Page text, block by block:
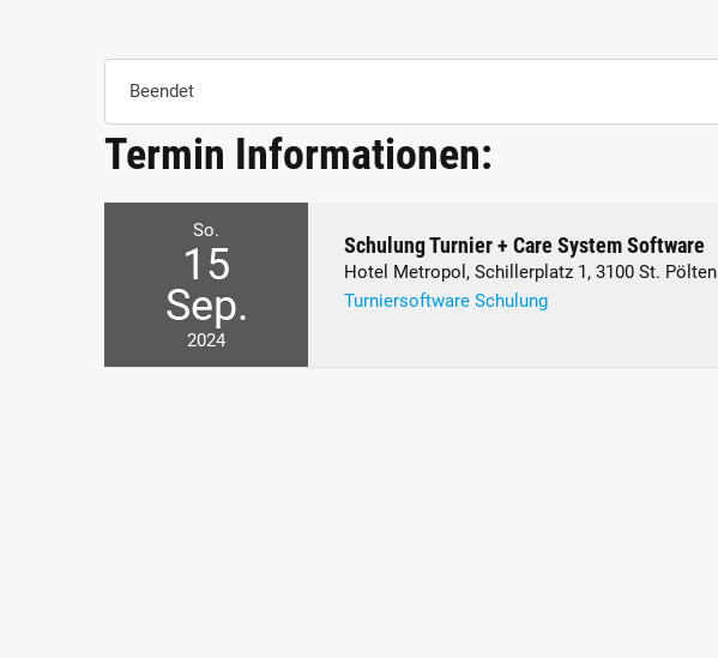
Beendet
Termin Informationen:
So.
15
Sep.
2024
Schulung Turnier + Care System Software
Hotel Metropol, Schillerplatz 1, 3100 St. Pölten
Turniersoftware Schulung